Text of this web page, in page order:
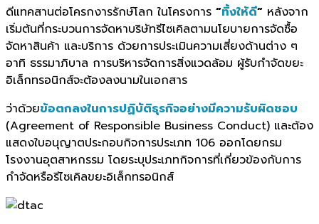
ดีแทคสานต่อโครกงารรักษ์โลก ในโครงการ “ทิ้งให้ดี“ หลังจาก
เริ่มต้นที่กระบวนการจัดหาบริษัทรีไซเคิลตามนโยบายการจัดซื้อ
จัดหาสินค้า และบริการ ด้วยการประเมินความเสี่ยงด้านต่าง ๆ
อาทิ ธรรมาภิบาล การบริหารจัดการสิ่งแวดล้อม ผู้รับกำจัดขยะ
อิเล็กทรอนิกส์จะต้องลงนามในเอกสาร
ว่าด้วยข้อตกลงในการปฏิบัติธุรกิจอย่างมีความรับผิดชอบ
(Agreement of Responsible Business Conduct) และต้อง
แสดงใบอนุญาตประกอบกิจการประเภท 106 ออกโดยกรม
โรงงานอุตสาหกรรม โดยระบุประเภทกิจการที่เกี่ยวข้องกับการ
กำจัดหรือรีไซเคิลขยะอิเล็กทรอนิกส์